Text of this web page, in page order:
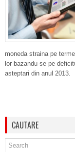
moneda straina pe
lor bazandu-se pe
asteptari din anul 2013.
CAUTARE